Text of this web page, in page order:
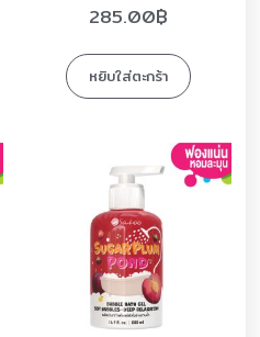
285.00฿
หยิบใส่ตะกร้า